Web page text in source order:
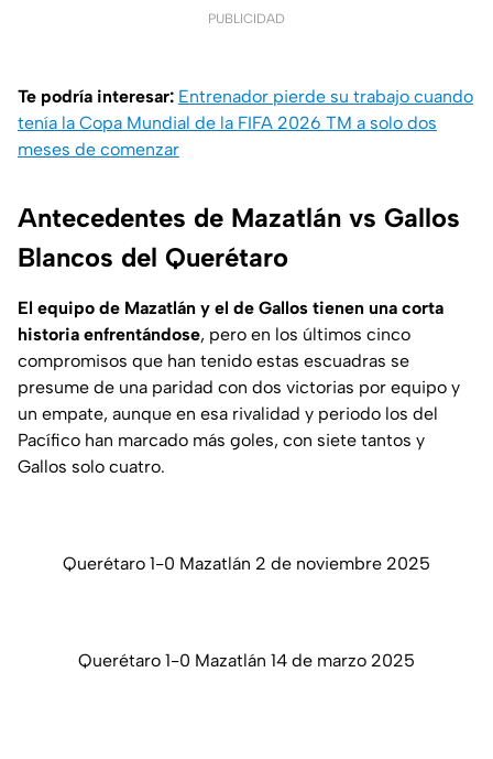
PUBLICIDAD
Te podría interesar: Entrenador pierde su trabajo cuando
tenía la Copa Mundial de la FIFA 2026 TM a solo dos
meses de comenzar
Antecedentes de Mazatlán vs Gallos
Blancos del Querétaro
El equipo de Mazatlán y el de Gallos tienen una corta
historia enfrentándose, pero en los últimos cinco
compromisos que han tenido estas escuadras se
presume de una paridad con dos victorias por equipo y
un empate, aunque en esa rivalidad y periodo los del
Pacífico han marcado más goles, con siete tantos y
Gallos solo cuatro.
Querétaro 1-0 Mazatlán 2 de noviembre 2025
Querétaro 1-0 Mazatlán 14 de marzo 2025